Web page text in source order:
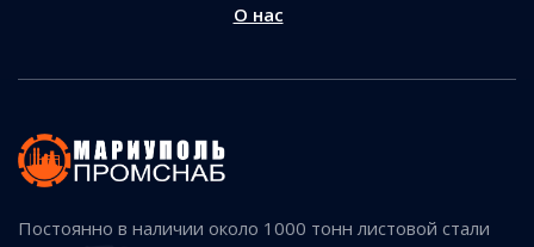
О нас
Постоянно в наличии около 1000 тонн листовой стали